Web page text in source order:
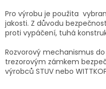
Pro výrobu je použita
jakosti. Z důvodu
proti vypáčení, tuhá
Rozvorový mechanismus
trezorovým zámkem
výrobců STUV nebo